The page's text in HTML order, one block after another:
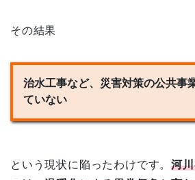
その結果
治水工事など、災害対策の公共事
ていない
という現状に陥ったわけです。河